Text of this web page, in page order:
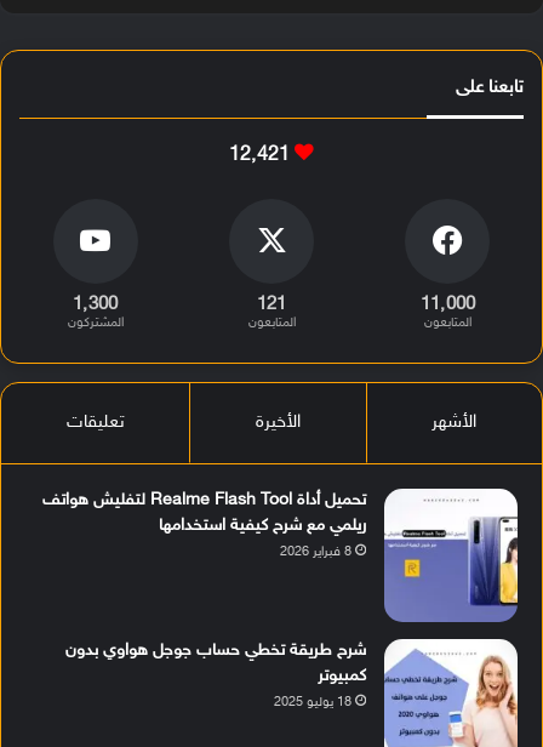
تابعنا على
12٬421
11٬000
المتابعون
121
المتابعون
1٬300
المشتركون
الأشهر الأخيرة تعليقات
تحميل أداة Realme Flash Tool لتفليش هواتف
ريلمي مع شرح كيفية استخدامها
8 فبراير 2026
شرح طريقة تخطي حساب جوجل هواوي بدون
كمبيوتر
18 يوليو 2025